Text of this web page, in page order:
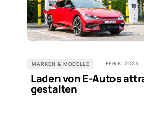
MARKEN & MODELLE FEB 8, 2023
Laden von E-Autos
gestalten